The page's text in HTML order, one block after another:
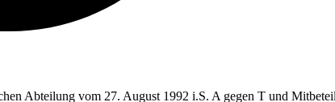
Abteilung vom 27. August 1992 i.S. A gegen T und